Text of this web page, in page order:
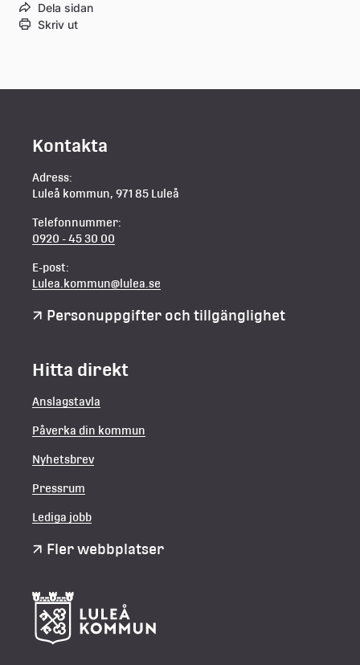
Dela sidan
Skriv ut
Kontakta
Adress:
Luleå kommun, 971 85 Luleå
Telefonnummer:
0920 - 45 30 00
E-post:
Lulea.kommun@lulea.se
Personuppgifter och tillgänglighet
Hitta direkt
Anslagstavla
Påverka din kommun
Nyhetsbrev
Pressrum
Lediga jobb
Fler webbplatser